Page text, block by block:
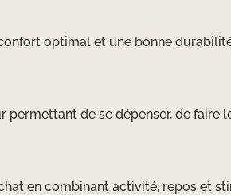
optimal et une bonne
de se dépenser, de faire
en combinant activité, repos et